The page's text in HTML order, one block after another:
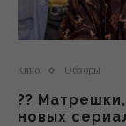
Кино Обзоры
??
новых